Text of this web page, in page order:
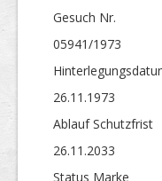
Gesuch Nr.
05941/1973
26.11.1973
Ablauf Schutzfrist
26.11.2033
Status Marke